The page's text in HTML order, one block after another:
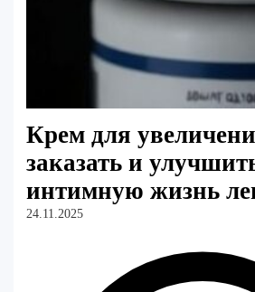
Крем для
заказать и
интимную жизнь
24.11.2025